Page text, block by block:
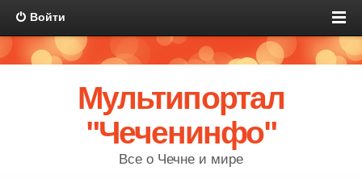
Войти
Мультипортал
"Чеченинфо"
Все о Чечне и мире